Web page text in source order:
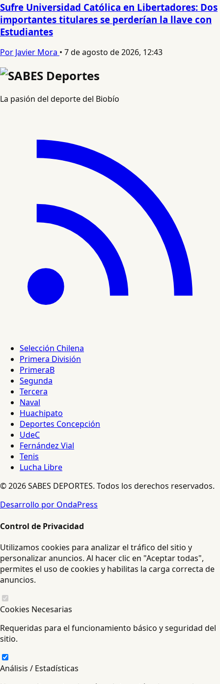
Sufre Universidad Católica en Libertadores: Dos
importantes titulares se perderían la llave con
Estudiantes
Por Javier Mora • 7 de agosto de 2026, 12:43
La pasión del deporte del Biobío
Selección Chilena
Primera División
PrimeraB
Segunda
Tercera
Naval
Huachipato
Deportes Concepción
UdeC
Fernández Vial
Tenis
Lucha Libre
© 2026 SABES DEPORTES. Todos los derechos reservados.
Desarrollo por OndaPress
Control de Privacidad
Utilizamos cookies para analizar el tráfico del sitio y
personalizar anuncios. Al hacer clic en "Aceptar todas",
permites el uso de cookies y habilitas la carga correcta de
anuncios.
Cookies Necesarias
Requeridas para el funcionamiento básico y seguridad del
sitio.
Análisis / Estadísticas